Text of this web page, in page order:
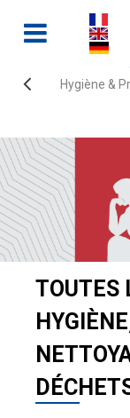
Hygiène &
Accueil
TOUTES